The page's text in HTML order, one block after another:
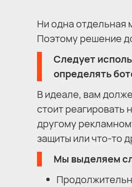
Ни одна отдельная
Поэтому решение
Следует
определять
В идеале, вам
стоит реагировать
другому
защиты или что-то
Мы выделяем